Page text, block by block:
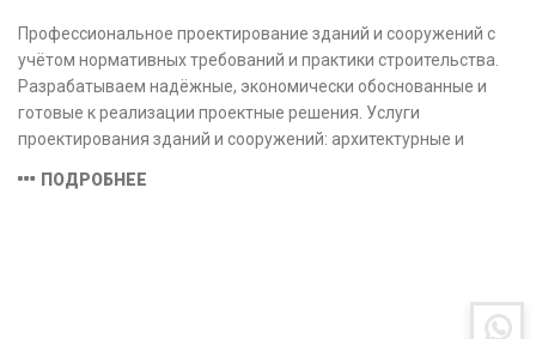
Профессиональное проектирование зданий и сооружений с
учётом нормативных требований и практики строительства.
Разрабатываем надёжные, экономически обоснованные и
готовые к реализации проектные решения. Услуги
проектирования зданий и сооружений: архитектурные и
сметная документация. Полный цикл работ с учётом норм и
ПОДРОБНЕЕ